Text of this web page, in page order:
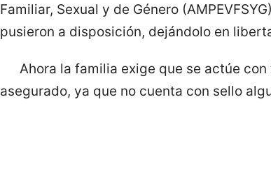
Familiar, Sexual y de Género
pusieron a disposición, dejándolo en
Ahora la familia exige que se actúe
asegurado, ya que no cuenta con sello